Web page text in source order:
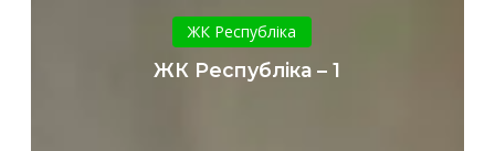
Республіка
–
1
ЖК Республіка
ЖК Республіка – 1